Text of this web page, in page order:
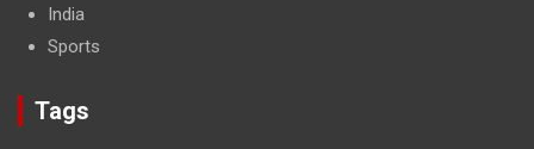
India
Sports
Tags